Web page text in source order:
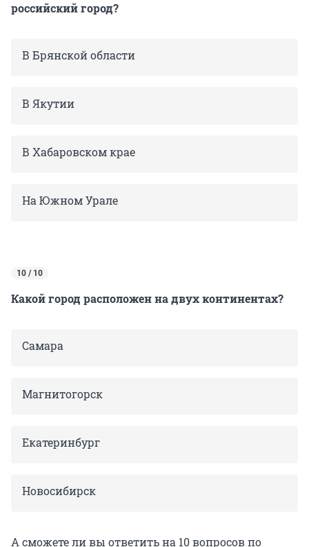
российский город?
В Брянской области
В Якутии
В Хабаровском крае
На Южном Урале
10 / 10
Какой город расположен на двух континентах?
Самара
Магнитогорск
Екатеринбург
Новосибирск
А сможете ли вы ответить на 10 вопросов по